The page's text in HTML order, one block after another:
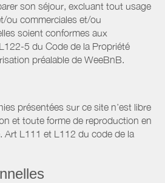
son séjour, excluant tout usage
ou commerciales et/ou
soient conformes aux
5 du Code de la Propriété
préalable de WeeBnB.
présentées sur ce site n’est libre
et toute forme de reproduction en
Art L111 et L112 du code de la